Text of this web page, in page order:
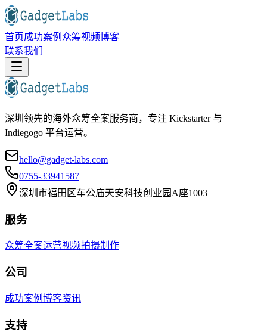
首页成功案例 众筹视频博客
联系我们
深圳领先的海外众筹全案服务商，专注 Kickstarter 与
Indiegogo 平台运营。
hello@gadget-labs.com
0755-33941587
深圳市福田区车公庙天安科技创业园A座1003
服务
众筹全案运营视频拍摄制作
公司
成功案例 博客资讯
支持